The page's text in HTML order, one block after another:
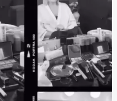
olan çerezler bilgi
amacıyla
sitemizin daha işlevsel
ve sizlere yönelik
yapılması, amaçlarıyla
kullanılacaktır.
aşağıda yer alan panel